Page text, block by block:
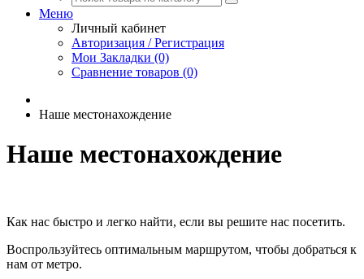
Меню
Личный кабинет
Авторизация / Регистрация
Мои Закладки (0)
Сравнение товаров (0)
Наше местонахождение
Наше местонахождение
Как нас быстро и легко найти, если вы решите нас посетить.
Воспрользуйтесь оптимальным маршрутом, чтобы добраться к
нам от метро.